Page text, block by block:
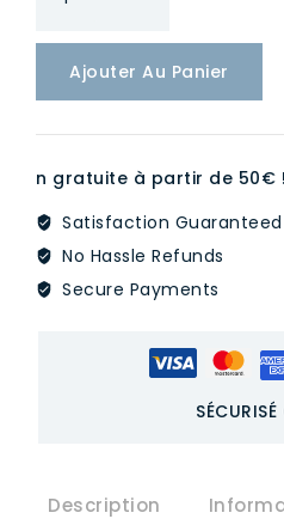
Tables
chaises
d'élèves,
tables
de
formes
irrégulières,
tables
tables
Ajouter Au Panier
n gratuite à partir de 50€ !
Satisfaction Guaranteed
No Hassle Refunds
Secure Payments
Description